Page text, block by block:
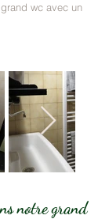
wc avec un
notre grand